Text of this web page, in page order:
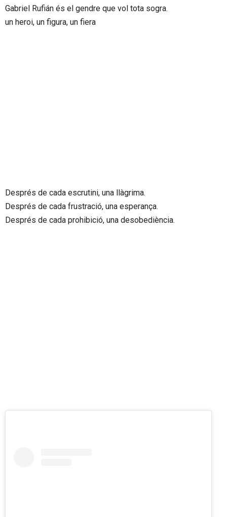
Gabriel Rufián és el gendre que vol tota sogra.
un heroi, un figura, un fiera
Després de cada escrutini, una llàgrima.
Després de cada frustració, una esperança.
Després de cada prohibició, una desobediència.